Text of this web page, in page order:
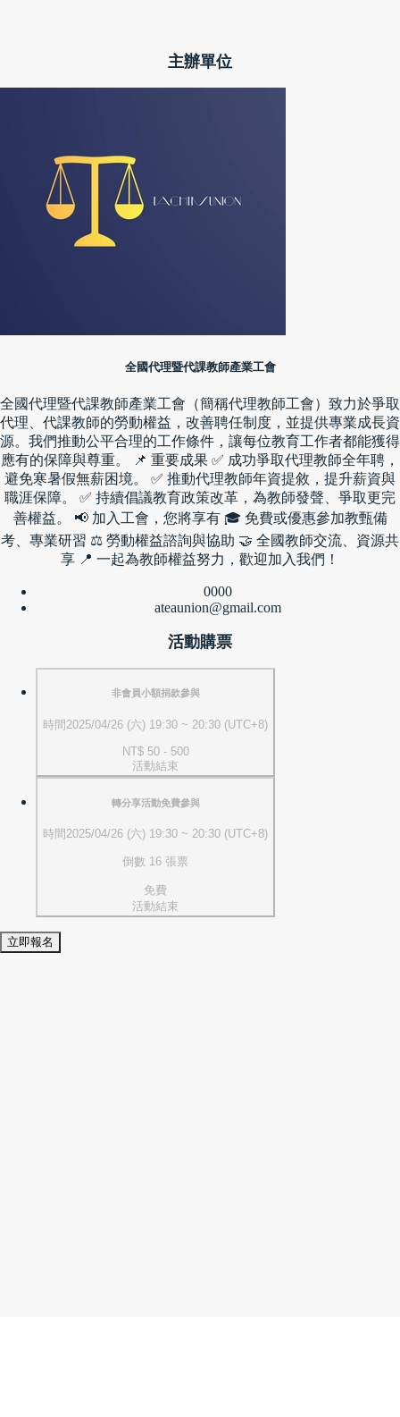
主辦單位
全國代理暨代課教師產業工會
全國代理暨代課教師產業工會（簡稱代理教師工會）致力於爭取
代理、代課教師的勞動權益，改善聘任制度，並提供專業成長資
源。我們推動公平合理的工作條件，讓每位教育工作者都能獲得
應有的保障與尊重。 📌 重要成果 ✅ 成功爭取代理教師全年聘，
避免寒暑假無薪困境。 ✅ 推動代理教師年資提敘，提升薪資與
職涯保障。 ✅ 持續倡議教育政策改革，為教師發聲、爭取更完
善權益。 📢 加入工會，您將享有 🎓 免費或優惠參加教甄備
考、專業研習 ⚖ 勞動權益諮詢與協助 🤝 全國教師交流、資源共
享 📍 一起為教師權益努力，歡迎加入我們！
0000
ateaunion@gmail.com
活動購票
非會員小額捐款參與
時間2025/04/26 (六) 19:30 ~ 20:30 (UTC+8)
NT$ 50 - 500
活動結束
轉分享活動免費參與
時間 2025/04/26 (六) 19:30 ~ 20:30 (UTC+8)
倒數 16 張票
免費
活動結束
立即報名